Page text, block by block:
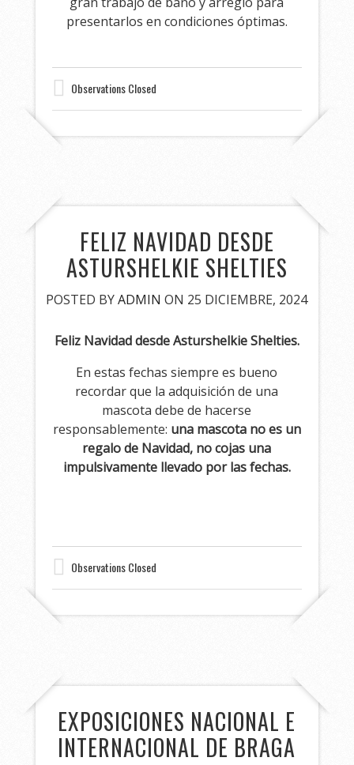
presentarlos en condiciones óptimas.
Observations Closed
FELIZ NAVIDAD DESDE
ASTURSHELKIE SHELTIES
POSTED BYADMIN ON 25 DICIEMBRE, 2024
Feliz Navidad desde Asturshelkie Shelties.
En estas fechas siempre es bueno
recordar que la adquisición de una
mascota debe de hacerse
responsablemente: una mascota no es un
regalo de Navidad, no cojas una
impulsivamente llevado por las fechas.
Observations Closed
EXPOSICIONES NACIONAL E
INTERNACIONAL DE BRAGA